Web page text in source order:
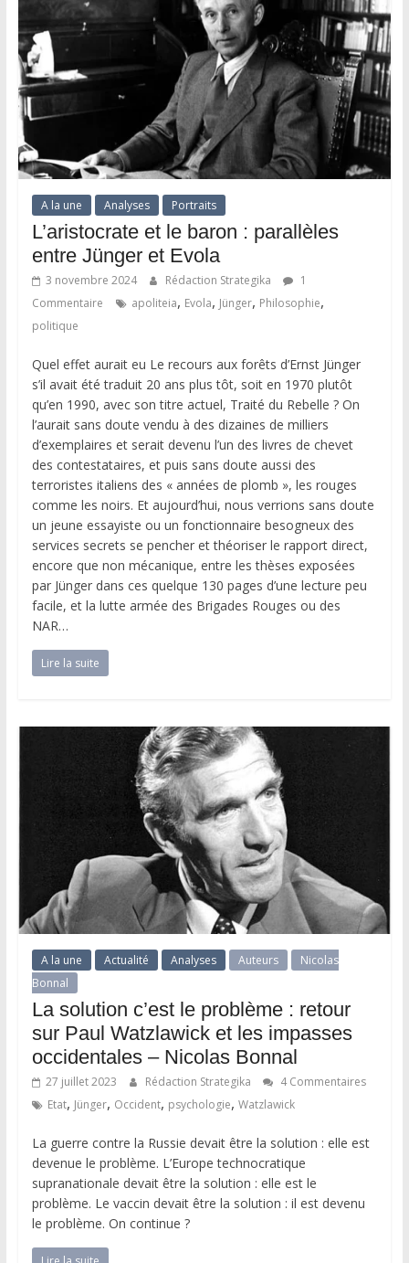
A la une Analyses Portraits
L’aristocrate et le baron : parallèles
entre Jünger et Evola
3 novembre 2024 Rédaction Strategika
1
Commentaire
apoliteia, Evola, Jünger, Philosophie,
politique
Quel effet aurait eu Le recours aux forêts d’Ernst Jünger
s’il avait été traduit 20 ans plus tôt, soit en 1970 plutôt
qu’en 1990, avec son titre actuel, Traité du Rebelle ? On
l’aurait sans doute vendu à des dizaines de milliers
d’exemplaires et serait devenu l’un des livres de chevet
des contestataires, et puis sans doute aussi des
terroristes italiens des « années de plomb », les rouges
comme les noirs. Et aujourd’hui, nous verrions sans doute
un jeune essayiste ou un fonctionnaire besogneux des
services secrets se pencher et théoriser le rapport direct,
encore que non mécanique, entre les thèses exposées
par Jünger dans ces quelque 130 pages d’une lecture peu
facile, et la lutte armée des Brigades Rouges ou des
NAR…
Lire la suite
A la une Actualité Analyses Auteurs
Nicolas
Bonnal
La solution c’est le problème : retour
sur Paul Watzlawick et les impasses
occidentales – Nicolas Bonnal
27 juillet 2023 Rédaction Strategika
4 Commentaires
Etat, Jünger, Occident, psychologie, Watzlawick
La guerre contre la Russie devait être la solution : elle est
devenue le problème. L’Europe technocratique
supranationale devait être la solution : elle est le
problème. Le vaccin devait être la solution : il est devenu
le problème. On continue ?